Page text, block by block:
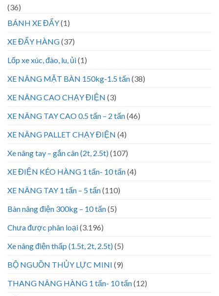
(36)
BÁNH XE ĐẨY(1)
XE ĐẨY HÀNG(37)
Lốp xe xúc, đào, lu, ủi(1)
XE NÂNG MẶT BÀN 150kg-1.5 tấn(38)
XE NÂNG CAO CHẠY ĐIỆN (3)
XE NÂNG TAY CAO 0.5 tấn – 2 tấn(46)
XE NÂNG PALLET CHẠY ĐIỆN (4)
Xe nâng tay – gắn cân (2t, 2.5t)(107)
XE ĐIỆN KÉO HÀNG 1 tấn- 10 tấn(4)
XE NÂNG TAY 1 tấn – 5 tấn(110)
Bàn nâng điện 300kg – 10 tấn(5)
Chưa được phân loại(3.196)
Xe nâng điện thấp (1.5t, 2t, 2.5t)(5)
BỘ NGUỒN THỦY LỰC MINI (9)
THANG NÂNG HÀNG 1 tấn- 10 tấn(12)